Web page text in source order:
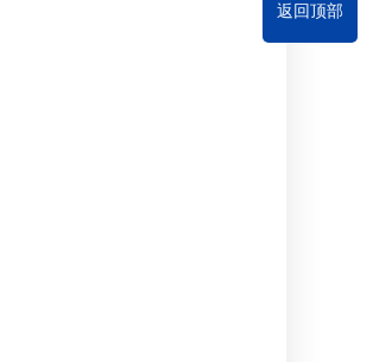
返回顶部